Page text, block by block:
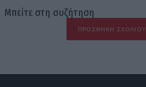
Μπείτε στη συζήτηση
ΠΡΟΣΘΉΚΗ ΣΧΟΛΊΟΥ